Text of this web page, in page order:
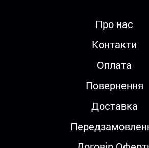
Про нас
Контакти
Оплата
Повернення
Доставка